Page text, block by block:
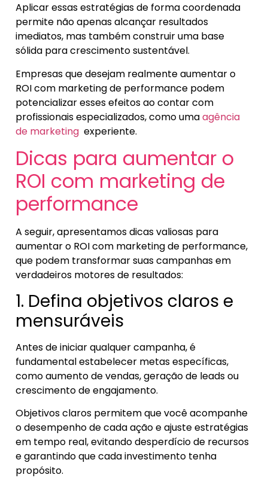
Aplicar essas estratégias de forma coordenada
permite não apenas alcançar resultados
imediatos, mas também construir uma base
sólida para crescimento sustentável.
Empresas que desejam realmente aumentar o
ROI com marketing de performance podem
potencializar esses efeitos ao contar com
profissionais especializados, como umaagência
de marketing experiente.
Dicas para aumentar o
ROI com marketing de
performance
A seguir, apresentamos dicas valiosas para
aumentar o ROI com marketing de performance,
que podem transformar suas campanhas em
verdadeiros motores de resultados:
1. Defina objetivos claros e
mensuráveis
Antes de iniciar qualquer campanha, é
fundamental estabelecer metas específicas,
como aumento de vendas, geração de leads ou
crescimento de engajamento.
Objetivos claros permitem que você acompanhe
o desempenho de cada ação e ajuste estratégias
em tempo real, evitando desperdício de recursos
e garantindo que cada investimento tenha
propósito.